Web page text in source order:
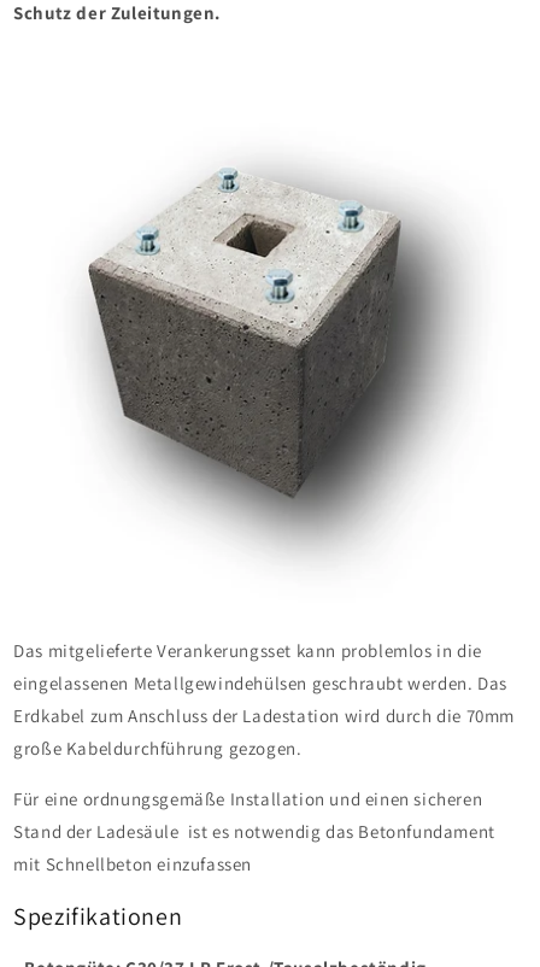
Schutz der Zuleitungen.
Das mitgelieferte Verankerungsset kann problemlos in die
eingelassenen Metallgewindehülsen geschraubt werden. Das
Erdkabel zum Anschluss der Ladestation wird durch die 70mm
große Kabeldurchführung gezogen.
Für eine ordnungsgemäße Installation und einen sicheren
Stand der Ladesäule ist es notwendig das Betonfundament
mit Schnellbeton einzufassen
Spezifikationen